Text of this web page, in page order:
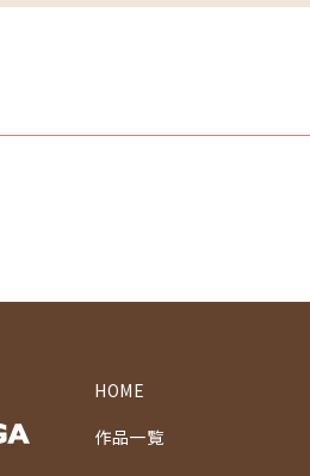
HOME
作品一覧